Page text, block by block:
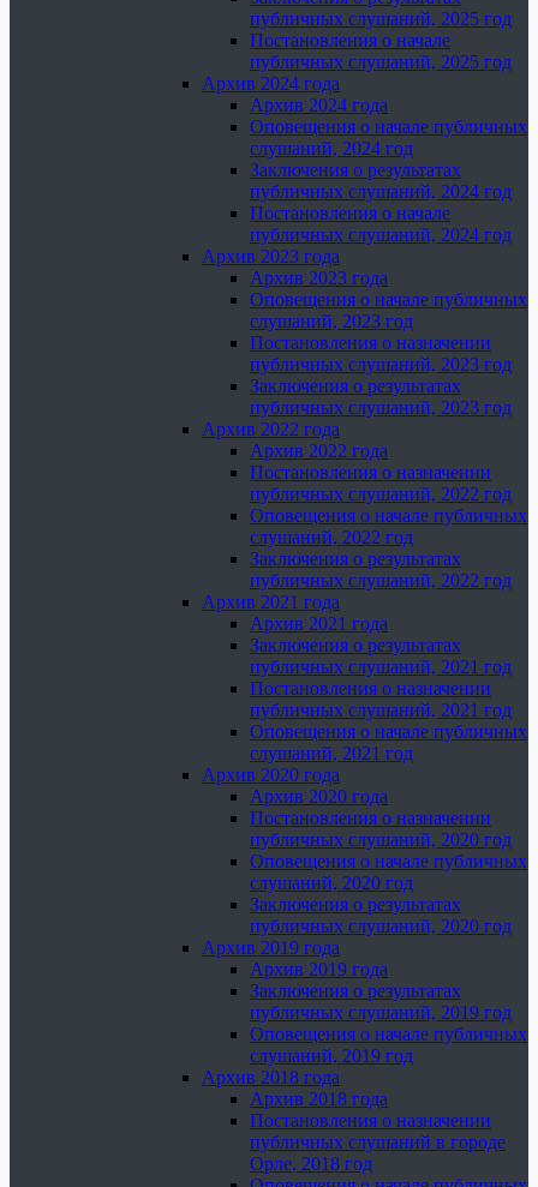
публичных слушаний, 2025 год
Постановления о начале
публичных слушаний, 2025 год
Архив 2024 года
Архив 2024 года
Оповещения о начале публичных
слушаний, 2024 год
Заключения о результатах
публичных слушаний, 2024 год
Постановления о начале
публичных слушаний, 2024 год
Архив 2023 года
Архив 2023 года
Оповещения о начале публичных
слушаний, 2023 год
Постановления о назначении
публичных слушаний, 2023 год
Заключения о результатах
публичных слушаний, 2023 год
Архив 2022 года
Архив 2022 года
Постановления о назначении
публичных слушаний, 2022 год
Оповещения о начале публичных
слушаний, 2022 год
Заключения о результатах
публичных слушаний, 2022 год
Архив 2021 года
Архив 2021 года
Заключения о результатах
публичных слушаний, 2021 год
Постановления о назначении
публичных слушаний, 2021 год
Оповещения о начале публичных
слушаний, 2021 год
Архив 2020 года
Архив 2020 года
Постановления о назначении
публичных слушаний, 2020 год
Оповещения о начале публичных
слушаний, 2020 год
Заключения о результатах
публичных слушаний, 2020 год
Архив 2019 года
Архив 2019 года
Заключения о результатах
публичных слушаний, 2019 год
Оповещения о начале публичных
слушаний, 2019 год
Архив 2018 года
Архив 2018 года
Постановления о назначении
публичных слушаний в городе
Орле, 2018 год